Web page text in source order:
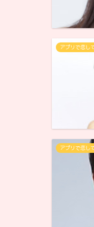
アプリで恋し
アプリで恋し